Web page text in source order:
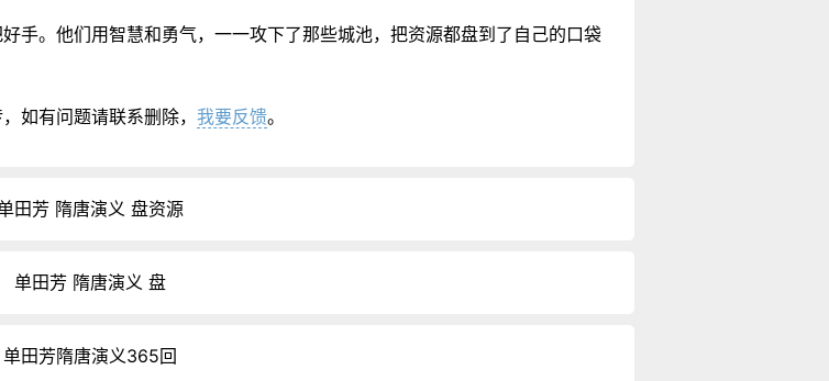
手。他们用智慧和勇气，一一攻下了那些城池，把资源都盘到了自己的口袋
如有问题请联系删除， 我要反馈。
田芳 隋唐演义 盘资源
单田芳 隋唐演义 盘
单田芳隋唐演义365回